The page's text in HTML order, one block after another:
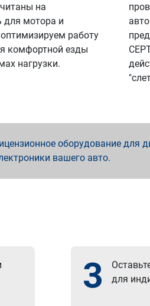
на
для мотора и
работу
комфортной езды
нагрузки.
оборудование для
вашего авто.
3
для